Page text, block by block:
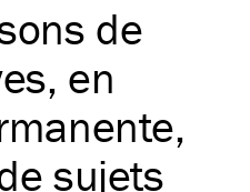
de
en
sujets